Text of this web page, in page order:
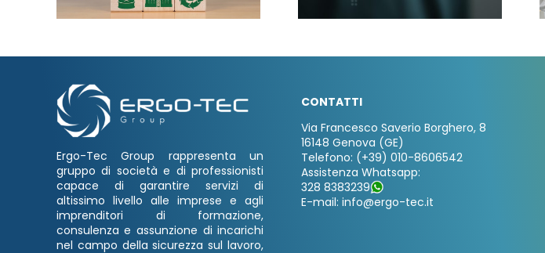
Ergo-Tec Group rappresenta un
gruppo di società e di professionisti
capace di garantire servizi di
altissimo livello alle imprese e agli
imprenditori di formazione,
consulenza e assunzione di incarichi
nel campo della sicurezza sul lavoro,
CONTATTI
Via Francesco Saverio Borghero, 8
16148 Genova (GE)
Telefono: (+39) 010-8606542
Assistenza Whatsapp:
328 8383239
E-mail: info@ergo-tec.it